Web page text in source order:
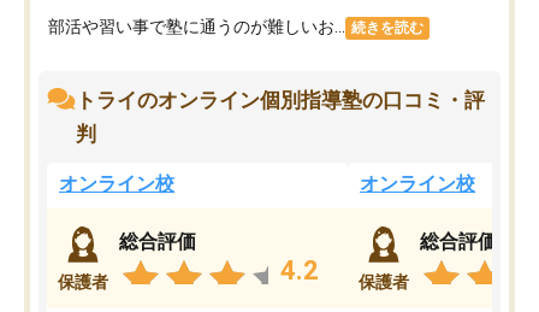
部活や習い事で塾に通うのが難しいお... 続きを読む
トライのオンライン個別指導塾の口コミ・評
判
オンライン校
保護者
総合評価
4.2
オンライン校
保護者
総合評価